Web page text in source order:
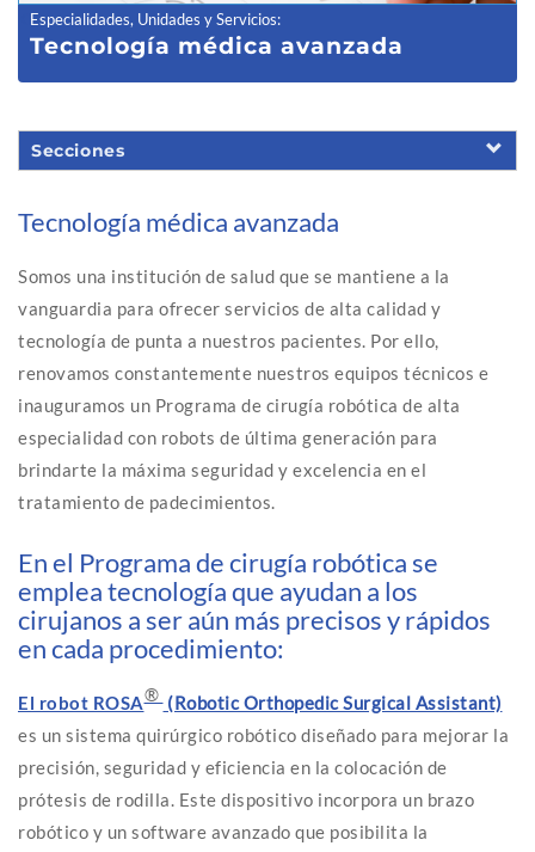
Especialidades, Unidades y Servicios:
Tecnología médica avanzada
Secciones
Tecnología médica avanzada
Somos una institución de salud que se mantiene a la
vanguardia para ofrecer servicios de alta calidad y
tecnología de punta a nuestros pacientes. Por ello,
renovamos constantemente nuestros equipos técnicos e
inauguramos un Programa de cirugía robótica de alta
especialidad con robots de última generación para
brindarte la máxima seguridad y excelencia en el
tratamiento de padecimientos.
En el Programa de cirugía robótica se
emplea tecnología que ayudan a los
cirujanos a ser aún más precisos y rápidos
en cada procedimiento:
El robot ROSA®(Robotic Orthopedic Surgical Assistant)
es un sistema quirúrgico robótico diseñado para mejorar la
precisión, seguridad y eficiencia en la colocación de
prótesis de rodilla. Este dispositivo incorpora un brazo
robótico y un software avanzado que posibilita la